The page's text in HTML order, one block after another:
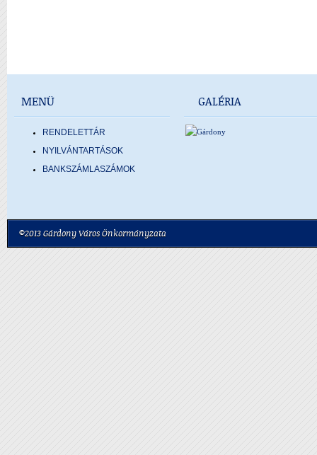
MENÜ
RENDELETTÁR
NYILVÁNTARTÁSOK
BANKSZÁMLASZÁMOK
GALÉRIA
©2013 Gárdony Város Önkormányzata